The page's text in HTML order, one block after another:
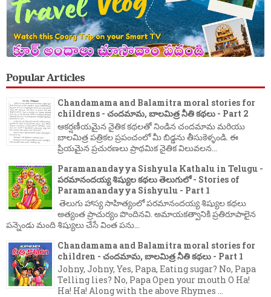
Popular Articles
Chandamama and Balamitra moral stories for
childrens - చందమామ, బాలమిత్ర నీతి కథలు - Part 2
ఆకర్షణీయమైన నైతిక కథలతో నిండిన చందమామ మరియు
బాలమిత్ర పత్రికల ప్రపంచంలో మీ బిడ్డను తీసుకెళ్ళండి. ఈ
ప్రియమైన ప్రచురణలు ప్రాథమిక నైతిక విలువలన...
Paramanandayya Sishyula Kathalu in Telugu -
పరమానందయ్య శిష్యుల కథలు తెలుగులో - Stories of
Paramanandayya Sishyulu - Part 1
తెలుగు హాస్య సాహిత్యంలో పరమానందయ్య శిష్యుల కథలు
అత్యంత ప్రాచుర్యం పొందినవి. అమాయకత్వానికి ప్రతిరూపాలైన
పన్నెండు మంది శిష్యులు చేసే వింత పను...
Chandamama and Balamitra moral stories for
children - చందమామ, బాలమిత్ర నీతి కథలు - Part 1
Johny, Johny, Yes, Papa, Eating sugar? No, Papa
Telling lies? No, Papa Open your mouth O Ha!
Ha! Ha! Along with the above Rhymes ...